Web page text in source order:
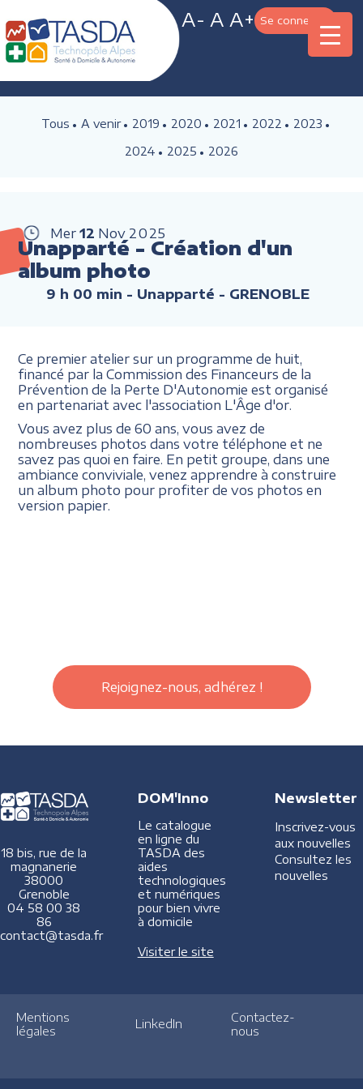
A- A A+ Se connecter
Tous A venir 2019 2020 2021 2022
2023
2024
2025 2026
Mer 12 Nov 2025
Unapparté - Création d'un
album photo
9 h 00 min - Unapparté - GRENOBLE
Ce premier atelier sur un programme de huit,
financé par la Commission des Financeurs de la
Prévention de la Perte D'Autonomie est organisé
en partenariat avec l'association L'Âge d'or.
Vous avez plus de 60 ans, vous avez de
nombreuses photos dans votre téléphone et ne
savez pas quoi en faire. En petit groupe, dans une
ambiance conviviale, venez apprendre à construire
un album photo pour profiter de vos photos en
version papier.
Rejoignez-nous, adhérez !
18 bis, rue de la
magnanerie
38000
Grenoble
04 58 00 38
86
contact@tasda.fr
DOM'Inno
Le catalogue
en ligne du
TASDA des
aides
technologiques
et numériques
pour bien vivre
à domicile
Visiter le site
Newsletter
Inscrivez-vous
aux nouvelles
Consultez les
nouvelles
Mentions
légales
LinkedIn
Contactez-
nous